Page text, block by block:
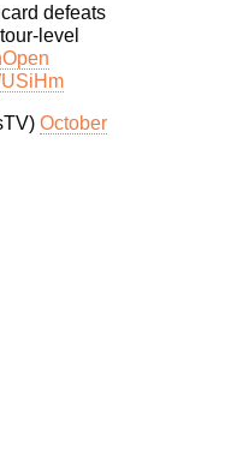
defeats
level
October